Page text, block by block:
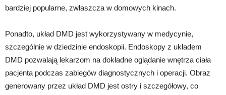
bardziej popularne, zwłaszcza w domowych kinach.
Ponadto, układ DMD jest wykorzystywany w medycynie,
szczególnie w dziedzinie endoskopii. Endoskopy z układem
DMD pozwalają lekarzom na dokładne oglądanie wnętrza ciała
pacjenta podczas zabiegów diagnostycznych i operacji. Obraz
generowany przez układ DMD jest ostry i szczegółowy, co